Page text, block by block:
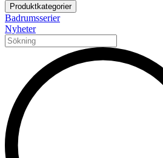
Produktkategorier
Badrumsserier
Nyheter